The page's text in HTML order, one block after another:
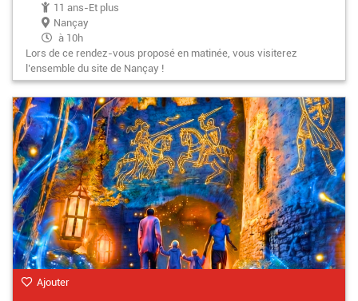
11 ans-Et plus
Nançay
à 10h
Lors de ce rendez-vous proposé en matinée, vous visiterez
l’ensemble du site de Nançay !
Ajouter